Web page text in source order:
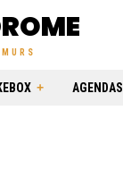
AGENDAS